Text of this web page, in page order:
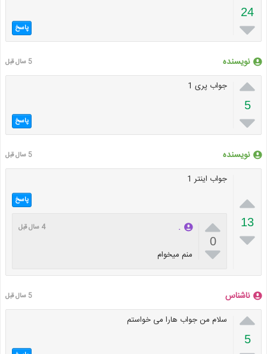
24
 پاسخ
نویسنده 5 سال قبل

5

جواب پری 1
پاسخ
نویسنده 5 سال قبل

13

جواب اینتر 1
پاسخ

0

. 4 سال قبل
منم میخوام
ناشناس 5 سال قبل

5
سلام من جواب هارا می خواستم